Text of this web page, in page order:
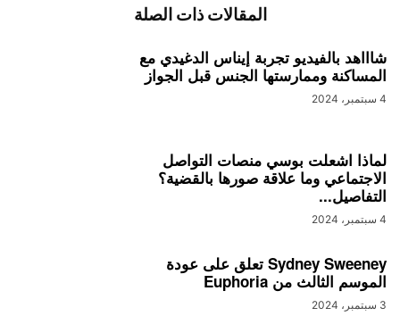
المقالات ذات الصلة
شاااهد بالفيديو تجربة إيناس الدغيدي مع
المساكنة وممارستها الجنس قبل الجواز
4 سبتمبر، 2024
لماذا اشعلت بوسي منصات التواصل
الاجتماعي وما علاقة صورها بالقضية؟
التفاصيل...
4 سبتمبر، 2024
Sydney Sweeney تعلق على عودة
الموسم الثالث من Euphoria
3 سبتمبر، 2024